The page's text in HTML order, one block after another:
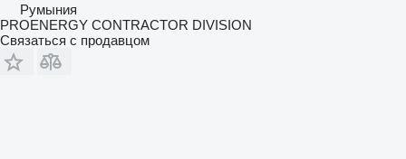
Румыния
PROENERGY CONTRACTOR DIVISION
Связаться с продавцом